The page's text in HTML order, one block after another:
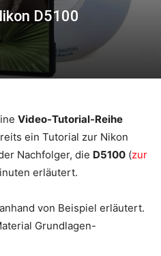
D5100
Video-Tutorial-Reihe
ein Tutorial zur Nikon
Nachfolger, die D5100 (zur
erläutert.
von Beispiel erläutert.
Grundlagen-